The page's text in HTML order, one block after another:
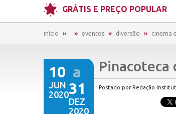
GRÁTIS E PREÇO POPULAR
início eventos diversão cinema
10
JUN
2020
a
31
DEZ
2020
Pinacoteca
Postado por Redação